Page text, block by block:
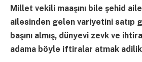
Millet vekili maaşını bile şehid
ailesinden gelen variyetini satıp
başını almış, dünyevi zevk ve
adama böyle iftiralar atmak